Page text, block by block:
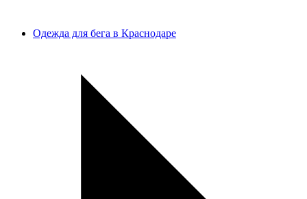
Одежда для бега в Краснодаре